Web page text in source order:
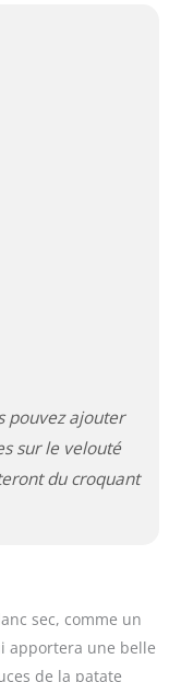
pouvez ajouter
sur le velouté
du croquant
sec, comme un
apportera une belle
de la patate